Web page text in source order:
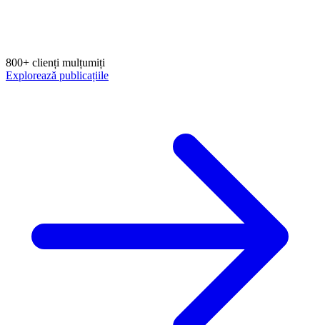
800+ clienți mulțumiți
Explorează publicațiile